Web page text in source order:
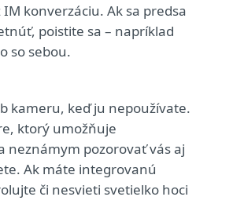
IM konverzáciu. Ak sa predsa
poistite sa – napríklad
so sebou.
kameru, keď ju nepoužívate.
ktorý umožňuje
neznámym pozorovať vás aj
Ak máte integrovanú
či nesvieti svetielko hoci